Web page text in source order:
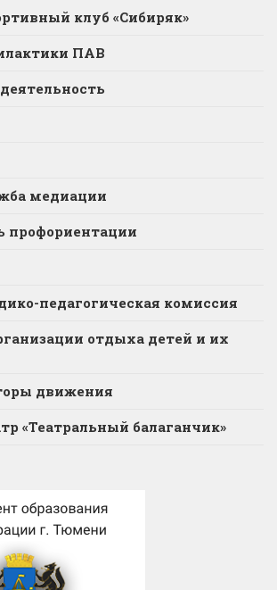
клуб «Сибиряк»
ПАВ
медиации
профориентации
педагогическая комиссия
отдыха детей и их
движения
«Театральный балаганчик»